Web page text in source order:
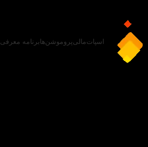
اسپاتمالیپروموشن‌هابرنامه معرفی